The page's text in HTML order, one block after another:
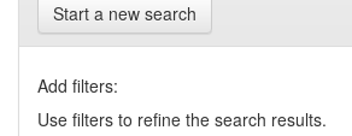
Start a new search
Add filters:
Use filters to refine the search results.